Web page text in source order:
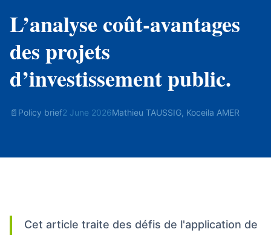
L’analyse coût-avantages
des projets
d’investissement public.
📄 Policy brief2 June 2026Mathieu TAUSSIG, Koceila AMER
Cet article traite des défis de l'application de